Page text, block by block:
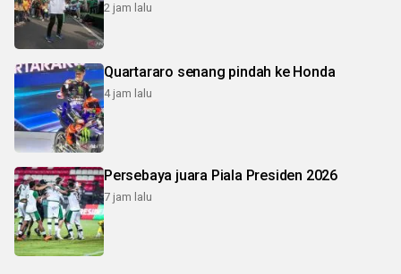
2 jam lalu
Quartararo senang pindah ke Honda
4 jam lalu
Persebaya juara Piala Presiden 2026
7 jam lalu